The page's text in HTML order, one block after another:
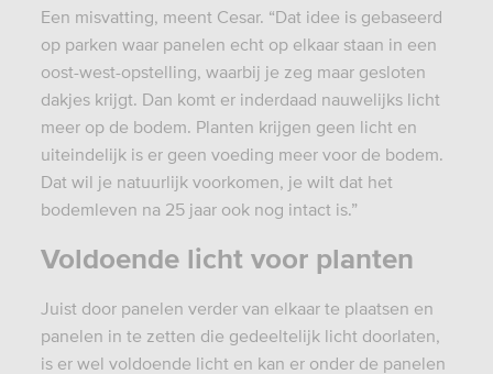
Een misvatting, meent Cesar. “Dat idee is gebaseerd
op parken waar panelen echt op elkaar staan in een
oost-west-opstelling, waarbij je zeg maar gesloten
dakjes krijgt. Dan komt er inderdaad nauwelijks licht
meer op de bodem. Planten krijgen geen licht en
uiteindelijk is er geen voeding meer voor de bodem.
Dat wil je natuurlijk voorkomen, je wilt dat het
bodemleven na 25 jaar ook nog intact is.”
Voldoende licht voor planten
Juist door panelen verder van elkaar te plaatsen en
panelen in te zetten die gedeeltelijk licht doorlaten,
is er wel voldoende licht en kan er onder de panelen